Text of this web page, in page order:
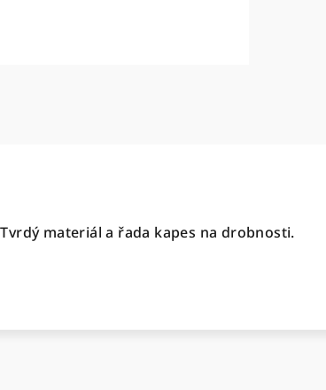
materiál a řada kapes na drobnosti.